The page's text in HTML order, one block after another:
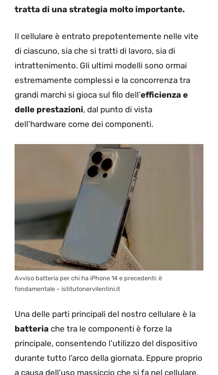
tratta di una strategia molto importante.
Il cellulare è entrato prepotentemente nelle vite
di ciascuno, sia che si tratti di lavoro, sia di
intrattenimento. Gli ultimi modelli sono ormai
estremamente complessi e la concorrenza tra
grandi marchi si gioca sul filo dell’efficienza e
delle prestazioni, dal punto di vista
dell’hardware come dei componenti.
Avviso batteria per chi ha iPhone 14 e precedenti: è
fondamentale – istitutonervilentini.it
Una delle parti principali del nostro cellulare è la
batteria che tra le componenti è forze la
principale, consentendo l’utilizzo del dispositivo
durante tutto l’arco della giornata. Eppure proprio
a causa dell’uso massiccio che si fa nel cellulare,